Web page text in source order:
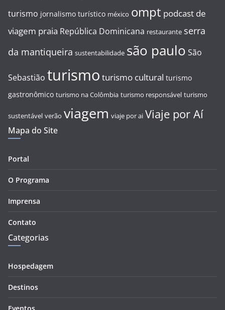
turismo jornalismo turístico méxico ompt podcast de
viagem praia República Dominicana restaurante serra
da mantiqueira sustentabilidade são paulo São
Sebastião turismo turismo cultural turismo
gastronômico turismo na Colômbia turismo responsável turismo
sustentável verão viagem viaje por ai Viaje por Aí
Mapa do Site
Portal
O Programa
Imprensa
Contato
Categorias
Hospedagem
Destinos